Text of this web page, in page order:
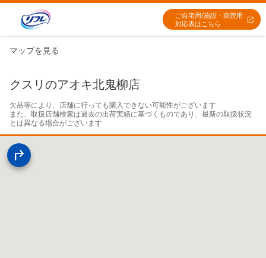
ご自宅用/施設・病院用
対応表はこちら
マップを見る
クスリのアオキ北鬼柳店
欠品等により、店舗に行っても購入できない可能性がございます
また、取扱店舗検索は過去の出荷実績に基づくものであり、最新の取扱状況
とは異なる場合がございます